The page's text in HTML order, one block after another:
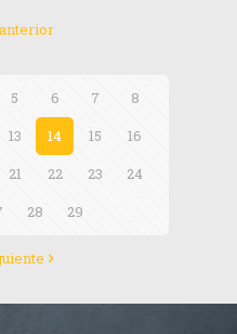
5 6 7
8
13 14 15
16
21 22 23
24
28 29